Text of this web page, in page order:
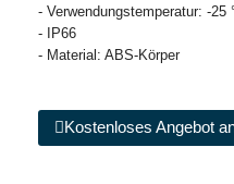
- Verwendungstemperatur: -25
- IP66
- Material: ABS-Körper
Kostenloses Angebot